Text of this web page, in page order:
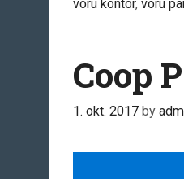
võru kontor, võru
Coop
1. okt. 2017 by